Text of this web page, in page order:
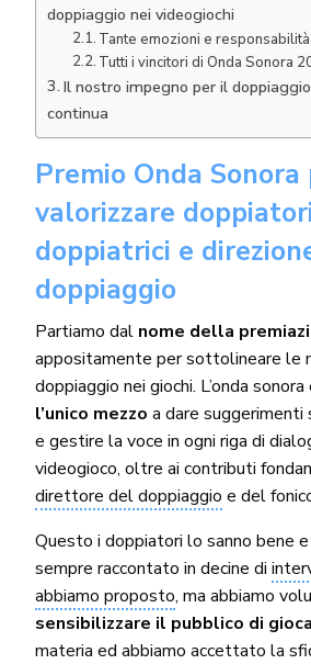
doppiaggio nei videogiochi
Tante emozioni e responsabilità
Tutti i vincitori di Onda Sonora
Il nostro impegno per il
continua
Premio Onda Sonora
valorizzare
doppiatrici e
doppiaggio
Partiamo dal nome della
appositamente per sottolineare le
doppiaggio nei giochi. L’onda
l’unico mezzo a dare
e gestire la voce in ogni riga di
videogioco, oltre ai contributi
direttore del doppiaggio e del
Questo i doppiatori lo sanno bene
sempre raccontato in decine di
abbiamo proposto, ma abbiamo
sensibilizzare il pubblico di
materia ed abbiamo accettato la